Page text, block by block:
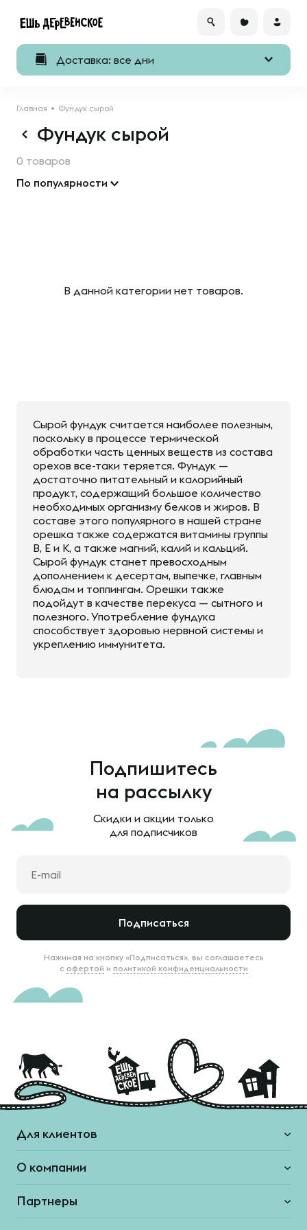
Доставка: все дни
Главная Фундук сырой
Фундук сырой
0 товаров
По популярности
В данной категории нет товаров.
Сырой фундук считается наиболее полезным,
поскольку в процессе термической
обработки часть ценных веществ из состава
орехов все-таки теряется. Фундук —
достаточно питательный и калорийный
продукт, содержащий большое количество
необходимых организму белков и жиров. В
составе этого популярного в нашей стране
орешка также содержатся витамины группы
В, Е и К, а также магний, калий и кальций.
Сырой фундук станет превосходным
дополнением к десертам, выпечке, главным
блюдам и топпингам. Орешки также
подойдут в качестве перекуса — сытного и
полезного. Употребление фундука
способствует здоровью нервной системы и
укреплению иммунитета.
Подпишитесь
на рассылку
Скидки и акции только
для подписчиков
Подписаться
Нажимая на кнопку «Подписаться», вы соглашаетесь
с офертой и политикой конфиденциальности
Для клиентов
О компании
Партнеры